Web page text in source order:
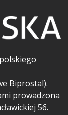
Biprostal).
prowadzona
56.